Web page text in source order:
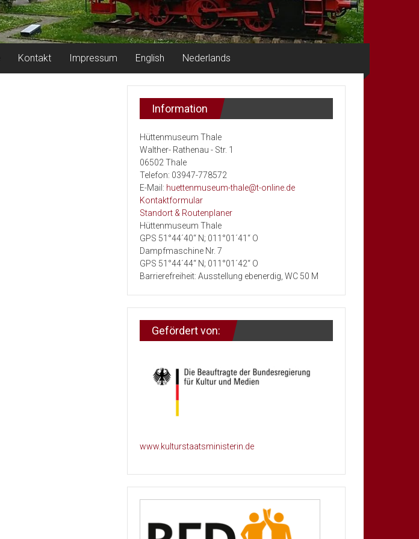
Kontakt Impressum English Nederlands
Information
Hüttenmuseum Thale
Walther- Rathenau - Str. 1
06502 Thale
Telefon: 03947-778572
E-Mail: huettenmuseum-thale@t-online.de
Kontaktformular
Standort & Routenplaner
Hüttenmuseum Thale
GPS 51°44´40“ N; 011°01´41“ O
Dampfmaschine Nr. 7
GPS 51°44´44“ N; 011°01´42“ O
Barrierefreiheit: Ausstellung ebenerdig, WC 50 M
Gefördert von:
www.kulturstaatsministerin.de